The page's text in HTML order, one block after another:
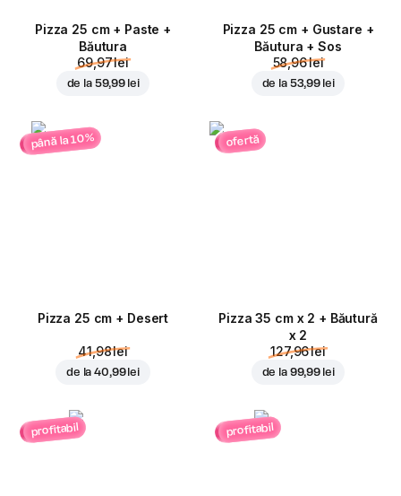
Pizza 25 cm + Paste +
Băutura
69,97 lei
de la 59,99 lei
Pizza 25 cm + Gustare +
Băutura + Sos
58,96 lei
de la 53,99 lei
până la 10%
Pizza 25 cm + Desert
41,98 lei
de la40,99 lei
ofertă
Pizza 35 cm x 2 + Băutură
x 2
127,96 lei
de la 99,99 lei
profitabil profitabil